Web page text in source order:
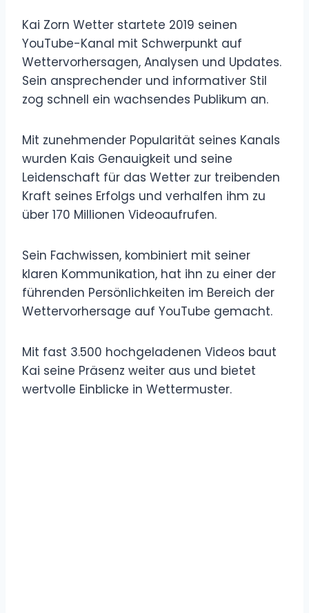
Kai Zorn Wetter startete 2019 seinen
YouTube-Kanal mit Schwerpunkt auf
Wettervorhersagen, Analysen und Updates.
Sein ansprechender und informativer Stil
zog schnell ein wachsendes Publikum an.
Mit zunehmender Popularität seines Kanals
wurden Kais Genauigkeit und seine
Leidenschaft für das Wetter zur treibenden
Kraft seines Erfolgs und verhalfen ihm zu
über 170 Millionen Videoaufrufen.
Sein Fachwissen, kombiniert mit seiner
klaren Kommunikation, hat ihn zu einer der
führenden Persönlichkeiten im Bereich der
Wettervorhersage auf YouTube gemacht.
Mit fast 3.500 hochgeladenen Videos baut
Kai seine Präsenz weiter aus und bietet
wertvolle Einblicke in Wettermuster.